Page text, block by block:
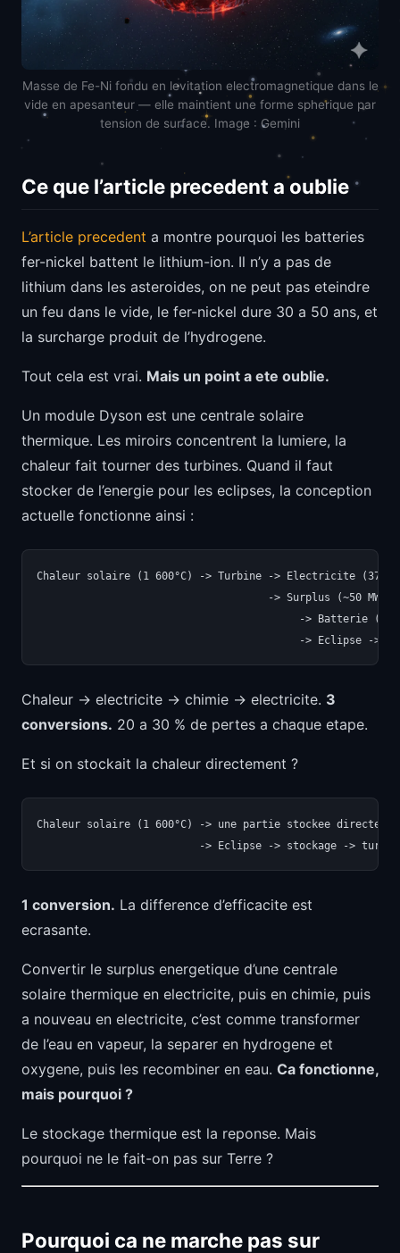
Masse de Fe-Ni fondu en levitation electromagnetique dans le
vide en apesanteur — elle maintient une forme spherique par
tension de surface. Image : Gemini
Ce que l’article precedent a oublie
L’article precedent a montre pourquoi les batteries
fer-nickel battent le lithium-ion. Il n’y a pas de
lithium dans les asteroides, on ne peut pas eteindre
un feu dans le vide, le fer-nickel dure 30 a 50 ans, et
la surcharge produit de l’hydrogene.
Tout cela est vrai. Mais un point a ete oublie.
Un module Dyson est une centrale solaire
thermique. Les miroirs concentrent la lumiere, la
chaleur fait tourner des turbines. Quand il faut
stocker de l’energie pour les eclipses, la conception
actuelle fonctionne ainsi :
Chaleur solaire (1 600°C) -> Turbine -> Electricite (370
                                     -> Surplus (~50 MW)
-> Batterie
Chaleur -> electricite -> chimie -> electricite. 3
conversions. 20 a 30 % de pertes a chaque etape.
Et si on stockait la chaleur directement ?
Chaleur solaire (1 600°C) -> une partie stockee
1 conversion. La difference d’efficacite est
ecrasante.
Convertir le surplus energetique d’une centrale
solaire thermique en electricite, puis en chimie, puis
a nouveau en electricite, c’est comme transformer
de l’eau en vapeur, la separer en hydrogene et
oxygene, puis les recombiner en eau. Ca fonctionne,
mais pourquoi ?
Le stockage thermique est la reponse. Mais
pourquoi ne le fait-on pas sur Terre ?
Pourquoi ca ne marche pas sur